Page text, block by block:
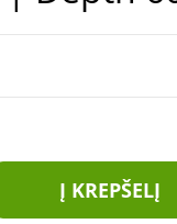
Į KREPŠELĮ